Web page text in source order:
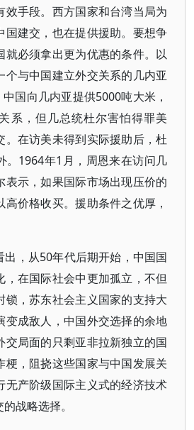
效手段。西方国家和台湾当局为
国建交，也在提供援助。要想争
就必须拿出更为优惠的条件。以
个与中国建立外交关系的几内亚
国向几内亚提供5000吨大米，
系，但几总统杜尔害怕得罪美
。在访美未得到实际援助后，杜
。1964年1月，周恩来在访问几
表示，如果国际市场出现压价的
价格收买。援助条件之优厚，
出，从50年代后期开始，中国国
，在国际社会中更加孤立，不但
锁，苏东社会主义国家的支持大
变成敌人，中国外交选择的余地
交局面的只剩亚非拉新独立的国
梗，阻挠这些国家与中国发展关
无产阶级国际主义式的经济技术
战略选择。